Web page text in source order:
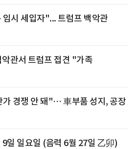
시 세입자"... 트럼프 백악관
관서 트럼프 접견 "가족
가 경쟁 안 돼"… 車부품 성지, 공장
일 일요일 (음력 6월 27일 乙卯)